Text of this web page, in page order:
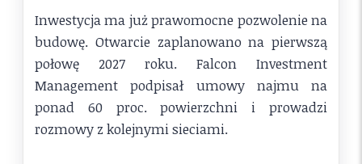
Inwestycja ma już prawomocne pozwolenie na
budowę. Otwarcie zaplanowano na pierwszą
połowę 2027 roku. Falcon Investment
Management podpisał umowy najmu na
ponad 60 proc. powierzchni i prowadzi
rozmowy z kolejnymi sieciami.